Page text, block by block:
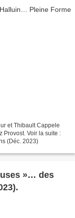
et Thibault Cappele
Provost. Voir la suite :
(Déc. 2023)
»… des